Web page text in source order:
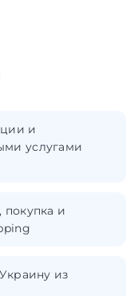
и
услугами
и
из